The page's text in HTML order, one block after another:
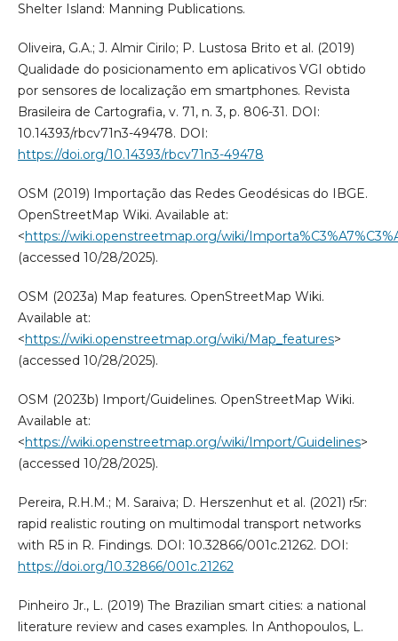
Shelter Island: Manning Publications.
Oliveira, G.A.; J. Almir Cirilo; P. Lustosa Brito et al. (2019)
Qualidade do posicionamento em aplicativos VGI obtido
por sensores de localização em smartphones. Revista
Brasileira de Cartografia, v. 71, n. 3, p. 806-31. DOI:
10.14393/rbcv71n3-49478. DOI:
https://doi.org/10.14393/rbcv71n3-49478
OSM (2019) Importação das Redes Geodésicas do IBGE.
OpenStreetMap Wiki. Available at:
<https://wiki.openstreetmap.org/wiki/
(accessed 10/28/2025).
OSM (2023a) Map features. OpenStreetMap Wiki.
Available at:
<https://wiki.openstreetmap.org/wiki/Map_features>
(accessed 10/28/2025).
OSM (2023b) Import/Guidelines. OpenStreetMap Wiki.
Available at:
<https://wiki.openstreetmap.org/wiki/Import/Guidelines>
(accessed 10/28/2025).
Pereira, R.H.M.; M. Saraiva; D. Herszenhut et al. (2021) r5r:
rapid realistic routing on multimodal transport networks
with R5 in R. Findings. DOI: 10.32866/001c.21262. DOI:
https://doi.org/10.32866/001c.21262
Pinheiro Jr., L. (2019) The Brazilian smart cities: a national
literature review and cases examples. In Anthopoulos, L.